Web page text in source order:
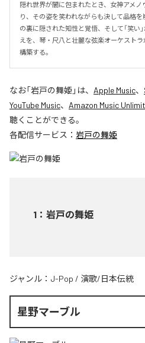
隠れ世界が闇に包まれたとき、女神アメ
り、その姿を笑われながらも決して品格
の裏に隠された知性と覚悟、そして「笑い
えを、琴・尺八と壮麗な弦楽オーケスト
構築する。
なお「岩戸の舞姫 」は、 Apple Music、
YouTube Music、 Amazon Music
聴くことができる。
各配信サービス： 岩戸の舞姫
1 ： 岩戸の舞姫
ジャンル： J-Pop / 演歌/日本伝統
星野マーブル